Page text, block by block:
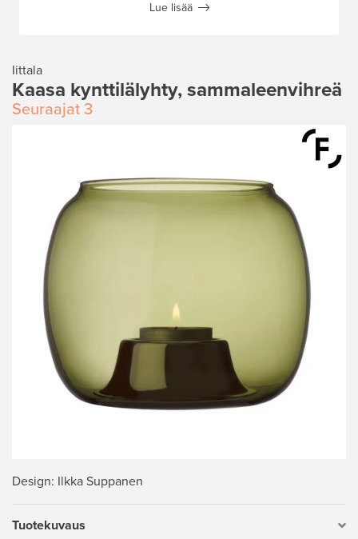
Iittala
Kaasa kynttilälyhty, sammaleenvihreä
Seuraajat 3
Design: Ilkka Suppanen
Tuotekuvaus
Lue lisää